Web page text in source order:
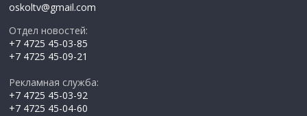
oskoltv@gmail.com
Отдел новостей:
+7 4725 45-03-85
+7 4725 45-09-21
Рекламная служба:
+7 4725 45-03-92
+7 4725 45-04-60